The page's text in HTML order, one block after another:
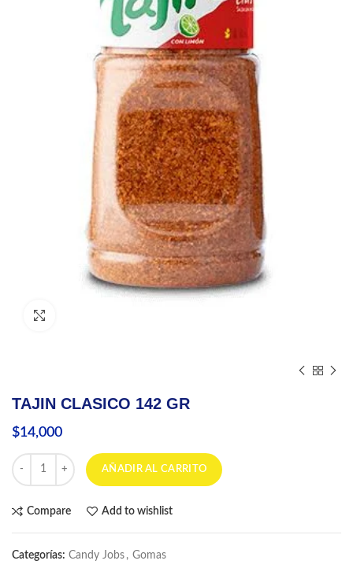
TAJIN CLASICO 142 GR
$14,000
TAJIN CLASICO 142 GR cantidad
AÑADIR AL CARRITO
Compare Add to wishlist
Categorías: Candy Jobs , Gomas